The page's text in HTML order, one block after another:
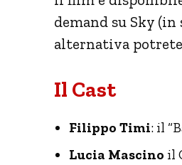
demand su Sky
alternativa
Il Cast
Filippo Timi: il
Lucia Mascino il